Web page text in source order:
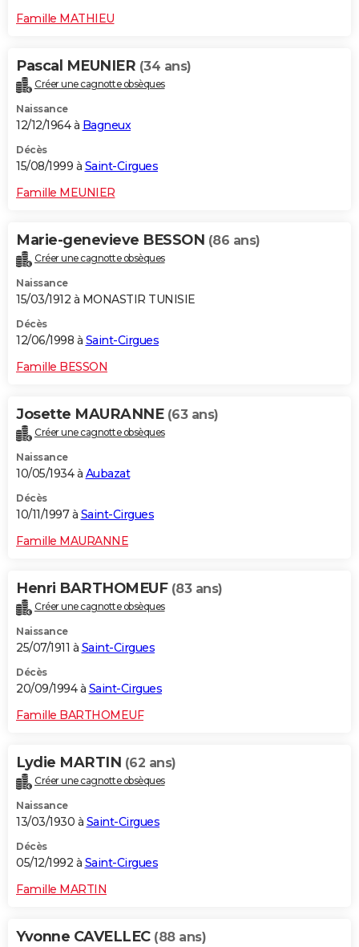
Famille MATHIEU
Pascal MEUNIER (34 ans)
Créer une cagnotte obsèques
Naissance
12/12/1964 à Bagneux
Décès
15/08/1999 à Saint-Cirgues
Famille MEUNIER
Marie-genevieve BESSON (86 ans)
Créer une cagnotte obsèques
Naissance
15/03/1912 à MONASTIR TUNISIE
Décès
12/06/1998 à Saint-Cirgues
Famille BESSON
Josette MAURANNE (63 ans)
Créer une cagnotte obsèques
Naissance
10/05/1934 à Aubazat
Décès
10/11/1997 à Saint-Cirgues
Famille MAURANNE
Henri BARTHOMEUF (83 ans)
Créer une cagnotte obsèques
Naissance
25/07/1911 à Saint-Cirgues
Décès
20/09/1994 à Saint-Cirgues
Famille BARTHOMEUF
Lydie MARTIN (62 ans)
Créer une cagnotte obsèques
Naissance
13/03/1930 à Saint-Cirgues
Décès
05/12/1992 à Saint-Cirgues
Famille MARTIN
Yvonne CAVELLEC (88 ans)